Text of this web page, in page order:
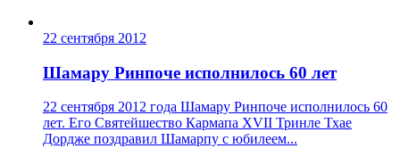
22 сентября 2012
Шамару Ринпоче исполнилось 60 лет
22 сентября 2012 года Шамару Ринпоче исполнилось 60
лет. Его Святейшество Кармапа XVII Тринле Тхае
Дордже поздравил Шамарпу с юбилеем...